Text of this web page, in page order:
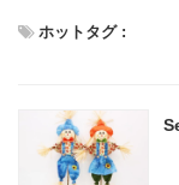
ホットタグ :